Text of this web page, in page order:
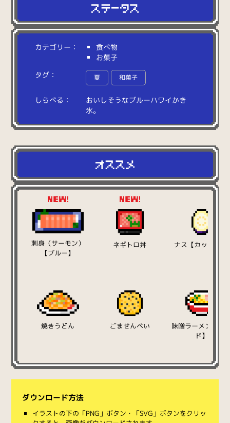
カテゴリー：
食べ物
お菓子
タグ：
夏 和菓子
しらべる： おい しそうなブルーハワイかき
氷。
刺身（サーモン）
【ブルー】
ネギトロ丼 ナス【カット01】
焼きうどん ごませんべい
味噌ラーメン【レ
ド】
ダウンロード方法
イラストの下の「PNG」ボタン・「SVG」ボタンをクリッ